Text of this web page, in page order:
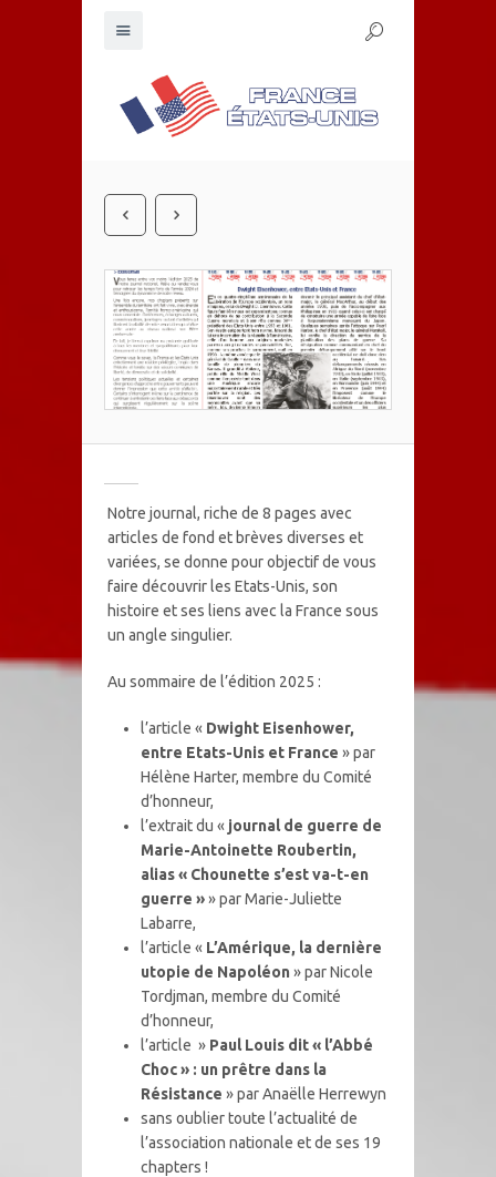
Notre journal, riche de 8 pages avec
articles de fond et brèves diverses et
variées, se donne pour objectif de vous
faire découvrir les Etats-Unis, son
histoire et ses liens avec la France sous
un angle singulier.
Au sommaire de l’édition 2025 :
l’article « Dwight Eisenhower,
entre Etats-Unis et France » par
Hélène Harter, membre du Comité
d’honneur,
l’extrait du « journal de guerre de
Marie-Antoinette Roubertin,
alias « Chounette s’est va-t-en
guerre »» par Marie-Juliette
Labarre,
l’article « L’Amérique, la dernière
utopie de Napoléon » par Nicole
Tordjman, membre du Comité
d’honneur,
l’article » Paul Louis dit « l’Abbé
Choc » : un prêtre dans la
Résistance » par Anaëlle Herrewyn
sans oublier toute l’actualité de
l’association nationale et de ses 19
chapters !